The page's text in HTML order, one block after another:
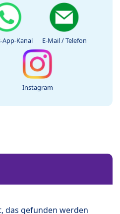
App-Kanal E-Mail / Telefon
Instagram
das gefunden werden